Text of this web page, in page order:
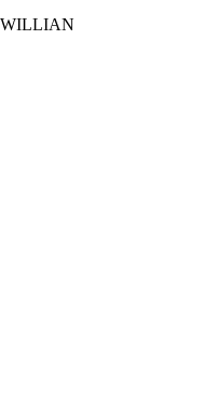
WILLIAN